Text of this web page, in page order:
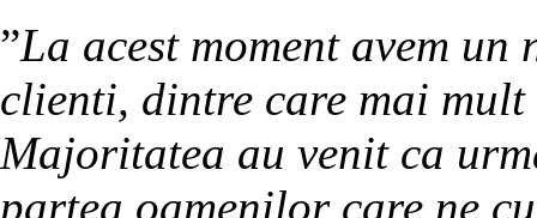
”La acest moment avem
clienti, dintre care mai
Majoritatea au venit ca
partea oamenilor care ne